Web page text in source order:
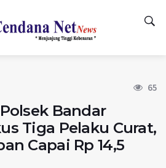
Bandar
Tiga Pelaku Curat,
Capai Rp 14,5
65